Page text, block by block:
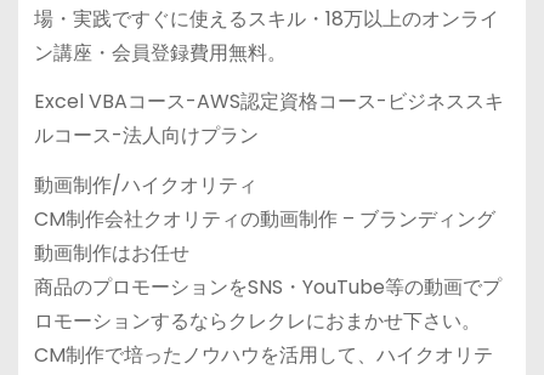
場・実践ですぐに使えるスキル・18万以上のオンライ
ン講座・会員登録費用無料。
Excel VBAコース-AWS認定資格コース-ビジネススキ
ルコース-法人向けプラン
動画制作/ハイクオリティ
CM制作会社クオリティの動画制作 – ブランディング
動画制作はお任せ
商品のプロモーションをSNS・YouTube等の動画でプ
ロモーションするならクレクレにおまかせ下さい。
CM制作で培ったノウハウを活用して、ハイクオリテ